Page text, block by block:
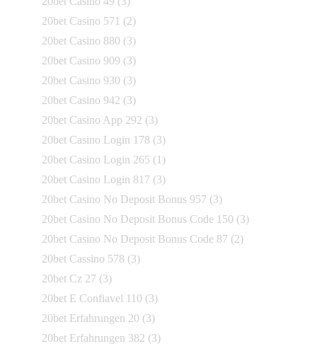
20bet Casino 571 (2)
20bet Casino 880 (3)
20bet Casino 909 (3)
20bet Casino 930 (3)
20bet Casino 942 (3)
20bet Casino App 292 (3)
20bet Casino Login 178 (3)
20bet Casino Login 265 (1)
20bet Casino Login 817 (3)
20bet Casino No Deposit Bonus 957 (3)
20bet Casino No Deposit Bonus Code 150 (3)
20bet Casino No Deposit Bonus Code 87 (2)
20bet Cassino 578 (3)
20bet Cz 27 (3)
20bet E Confiavel 110 (3)
20bet Erfahrungen 20 (3)
20bet Erfahrungen 382 (3)